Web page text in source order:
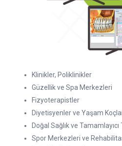
Klinikler, Poliklinikler
Güzellik ve Spa Merkezleri
Fizyoterapistler
Diyetisyenler ve Yaşam
Doğal Sağlık ve Tamamlayıcı
Spor Merkezleri ve